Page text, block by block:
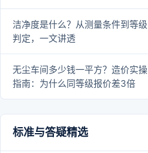
洁净度是什么？从测量条件到等级
判定，一文讲透
无尘车间多少钱一平方？造价实操
指南：为什么同等级报价差3倍
标准与答疑精选